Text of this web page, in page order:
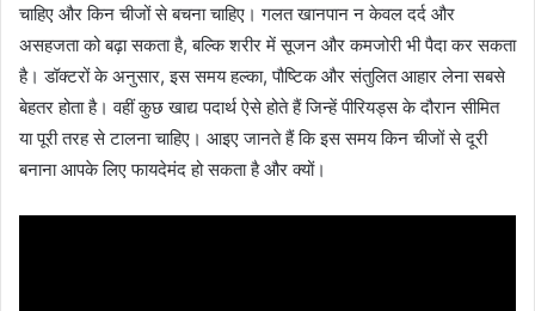
चाहिए और किन चीजों से बचना चाहिए। गलत खानपान न केवल दर्द और
असहजता को बढ़ा सकता है, बल्कि शरीर में सूजन और कमजोरी भी पैदा कर सकता
है। डॉक्टरों के अनुसार, इस समय हल्का, पौष्टिक और संतुलित आहार लेना सबसे
बेहतर होता है। वहीं कुछ खाद्य पदार्थ ऐसे होते हैं जिन्हें पीरियड्स के दौरान सीमित
या पूरी तरह से टालना चाहिए। आइए जानते हैं कि इस समय किन चीजों से दूरी
बनाना आपके लिए फायदेमंद हो सकता है और क्यों।